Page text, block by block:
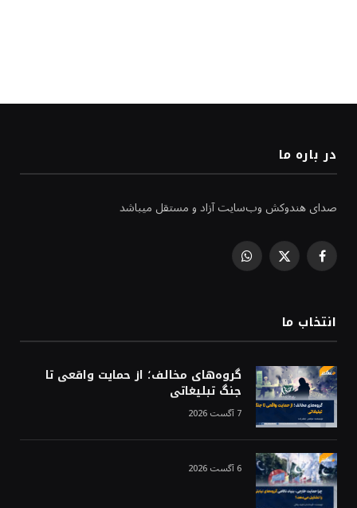
در باره ما
صدای هندوکش وب‌سایت آزاد و مستقل میباشد
Facebook
X
WhatsApp
انتخاب ما
گروه‌های مخالف؛ از حمایت واقعی تا
جنگ تبلیغاتی
7 آگست 2026
6 آگست 2026